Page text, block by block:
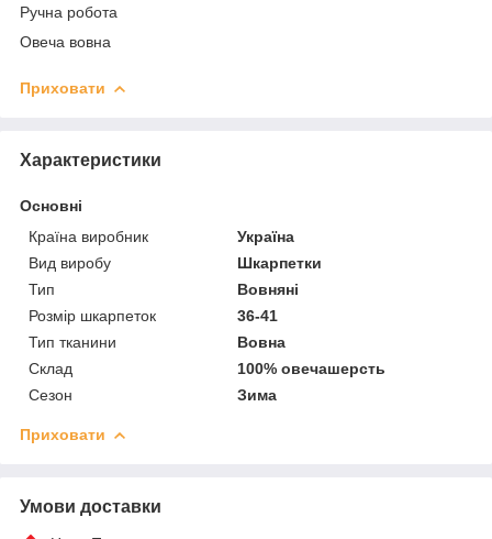
Ручна робота
Овеча вовна
Приховати
Характеристики
Основні
Країна виробник
Україна
Вид виробу
Шкарпетки
Тип
Вовняні
Розмір шкарпеток
36-41
Тип тканини
Вовна
Склад
100% овечашерсть
Сезон
Зима
Приховати
Умови доставки